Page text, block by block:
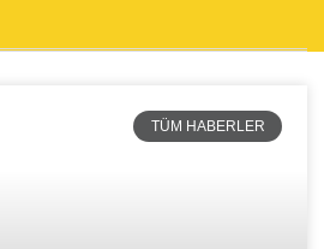
TÜM HABERLER